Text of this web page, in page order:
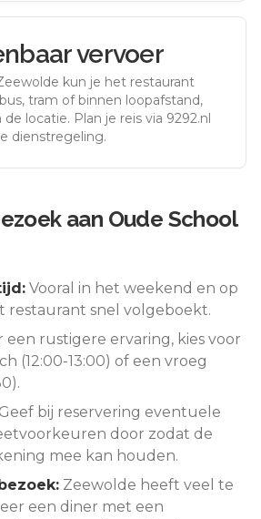
vervoer
kun je het restaurant
tram of binnen loopafstand,
de locatie. Plan je reis via 9292.nl
dienstregeling.
aan Oude School
Vooral in het weekend en op
restaurant snel volgeboekt.
een rustigere ervaring, kies voor
(12:00-13:00) of een vroeg
Geef bij reservering eventuele
door zodat de
mee kan houden.
Zeewolde heeft veel te
een diner met een